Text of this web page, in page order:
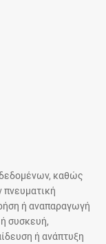
καθώς
πνευματική
ή αναπαραγωγή
συσκευή,
ή ανάπτυξη